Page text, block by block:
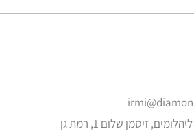
זיסמן שלום 1, רמת גן